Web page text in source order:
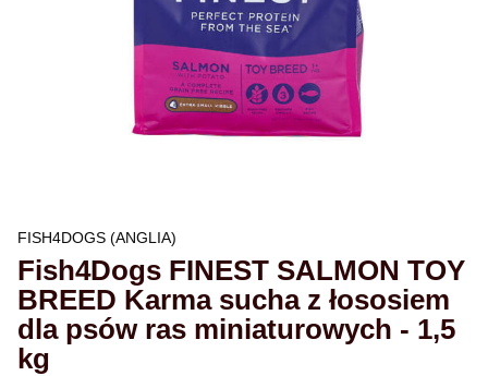
FISH4DOGS (ANGLIA)
Fish4Dogs FINEST SALMON TOY
BREED Karma sucha z łososiem
dla psów ras miniaturowych - 1,5
kg